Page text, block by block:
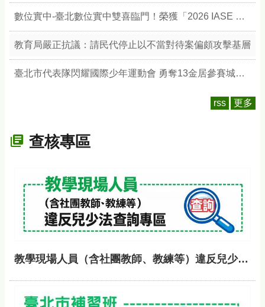
數位實中-臺北數位實中雙喜臨門！榮獲「2026 IASE 教育影響力獎」雙楷模，以數位治理與無圍牆校園引領教育新典範
教育局嚴正抗議：請民代停止以不當對待案偏頗攻擊基層
臺北市代表隊閃耀國際少年運動會 勇奪13金居參賽城市之冠 展現競技實力與城市榮耀
rss 更多
查核專區
教學現場人員（含社團教師、教練等）違反兒少法查詢專區